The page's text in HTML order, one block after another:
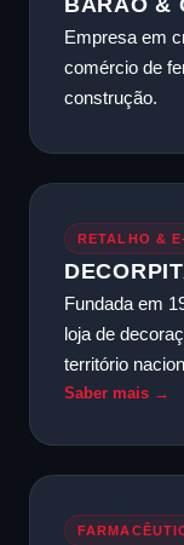
BARÃO &
Empresa em
comércio de
construção.
RETALHO &
Fundada em
loja de
território
Saber mais →